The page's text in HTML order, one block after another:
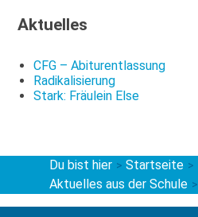
Aktuelles
CFG – Abiturentlassung
Radikalisierung
Stark: Fräulein Else
Du bist hier > Startseite >
Aktuelles aus der Schule >